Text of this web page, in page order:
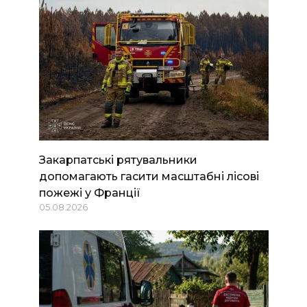
Закарпатські рятувальники
допомагають гасити масштабні лісові
пожежі у Франції
05.08.2026